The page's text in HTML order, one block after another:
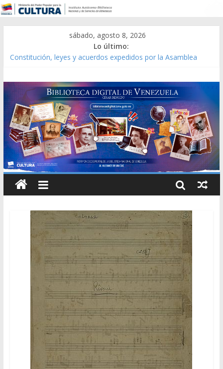
sábado, agosto 8, 2026
Lo último:
Constitución, leyes y acuerdos expedidos por la Asamblea
Modesta Bor Sánchez [material gráfico]
Gaceta Oficial de la República de Venezuela año CXXXIII Mes V,
Caracas 09 de marzo de 2006 N° 38.394
Catálogo temático de obras de Modesta Bor